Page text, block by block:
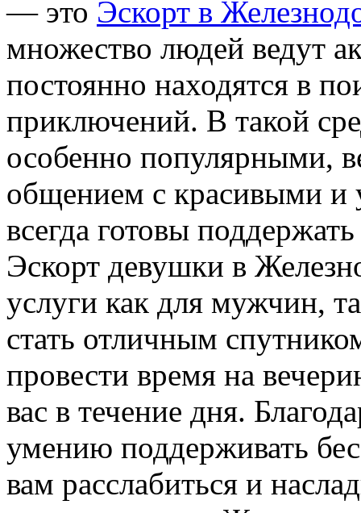
— это Эскорт в
множество людей ведут
постоянно находятся в
приключений. В такой
особенно популярными,
общением с красивыми
всегда готовы
Эскорт девушки в
услуги как для мужчин,
стать отличным
провести время на
вас в течение дня.
умению поддерживать
вам расслабиться и